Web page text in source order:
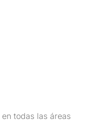
todas las áreas